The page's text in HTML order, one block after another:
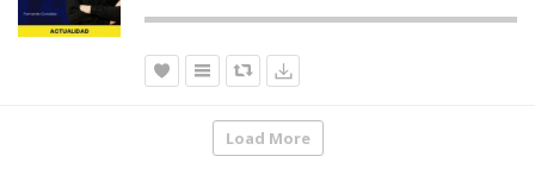
Load More